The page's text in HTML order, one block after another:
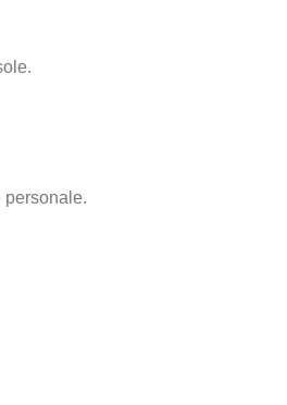
personale.